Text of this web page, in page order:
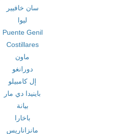
سان خافيير
ليوا
Puente Genil
Costillares
ماون
دورانغو
إل كامبيلو
باينيدا دي مار
بيانة
باخارا
مانزاناريس